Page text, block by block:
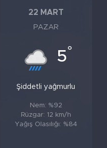
22 MART
PAZAR
5°
Şiddetli yağmurlu
Nem: %92
Rüzgar: 12 km/h
Yağış Olasılığı: %84